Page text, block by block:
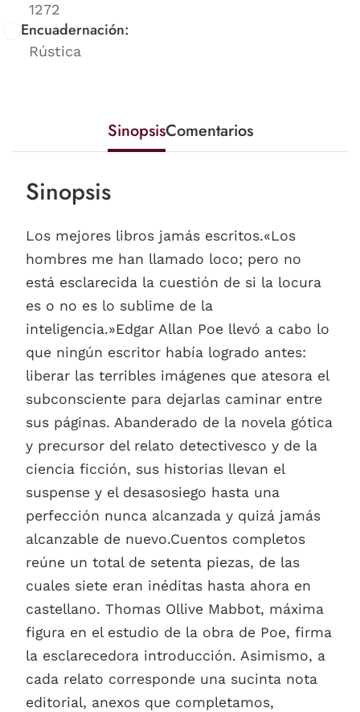
1272
Encuadernación:
Rústica
SinopsisComentarios
Sinopsis
Los mejores libros jamás escritos.«Los
hombres me han llamado loco; pero no
está esclarecida la cuestión de si la locura
es o no es lo sublime de la
inteligencia.»Edgar Allan Poe llevó a cabo lo
que ningún escritor había logrado antes:
liberar las terribles imágenes que atesora el
subconsciente para dejarlas caminar entre
sus páginas. Abanderado de la novela gótica
y precursor del relato detectivesco y de la
ciencia ficción, sus historias llevan el
suspense y el desasosiego hasta una
perfección nunca alcanzada y quizá jamás
alcanzable de nuevo.Cuentos completos
reúne un total de setenta piezas, de las
cuales siete eran inéditas hasta ahora en
castellano. Thomas Ollive Mabbot, máxima
figura en el estudio de la obra de Poe, firma
la esclarecedora introducción. Asimismo, a
cada relato corresponde una sucinta nota
editorial, anexos que completamos,